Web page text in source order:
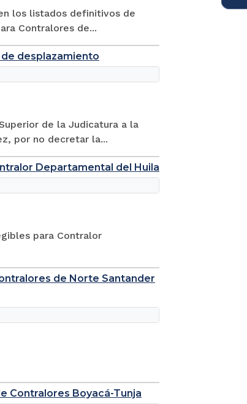
los listados definitivos de
Contralores de...
desplazamiento
de la Judicatura a la
por no decretar la...
Departamental del Huila
para Contralor
de Norte Santander
Contralores Boyacá-Tunja